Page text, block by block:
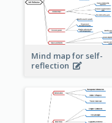
Mind map for self-
reflection